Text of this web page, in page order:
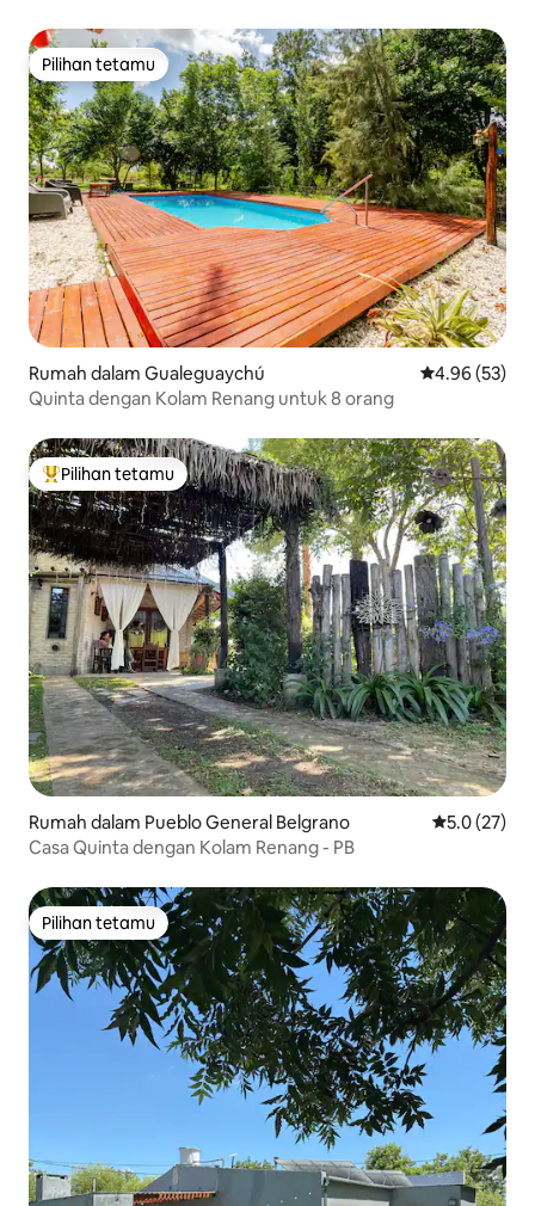
Pilihan tetamu
Pilihan tetamu
Rumah dalam Gualeguaychú Penarafan
4.96 (53)
Quinta dengan Kolam Renang untuk 8 orang
Pilihan utama tetamu
Pilihan tetamu
Rumah dalam Pueblo General Belgrano Penarafan
5.0 (27)
Casa Quinta dengan Kolam Renang - PB
Pilihan tetamu
Pilihan tetamu